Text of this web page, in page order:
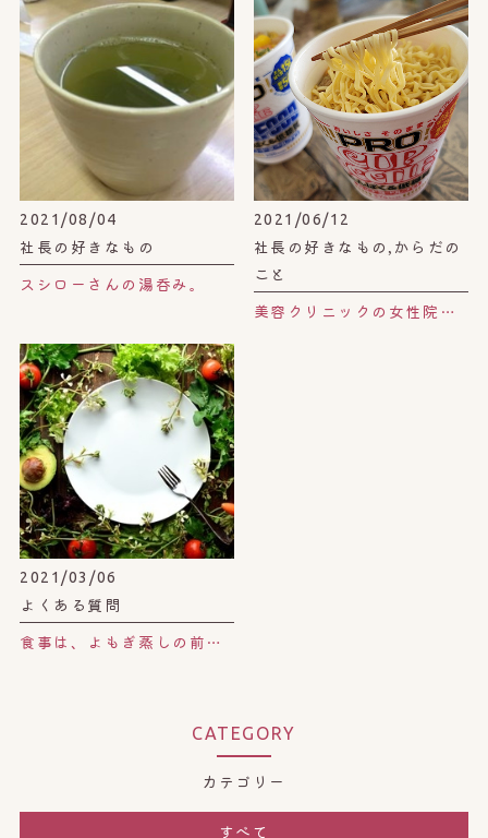
2021/08/04
社長の好きなもの
スシローさんの湯呑み。
2021/06/12
社長の好きなもの,からだの
こと
美容クリニックの女性院長も勧めるカップラーメン。
2021/03/06
よくある質問
食事は、よもぎ蒸しの前後どちらがよいでしょうか？
CATEGORY
カテゴリー
すべて